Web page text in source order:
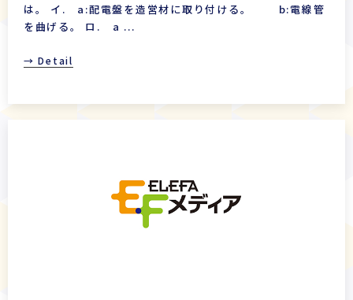
は。 イ. a:配電盤を造営材に取り付ける。 b:電線管
を曲げる。 ロ. a ...
→ Detail